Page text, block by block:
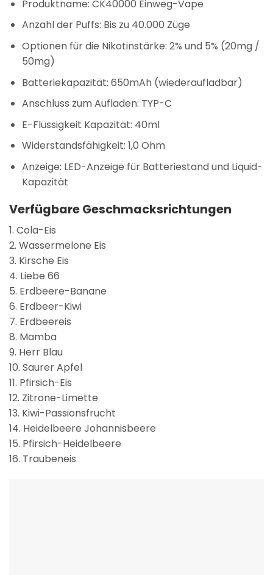
Produktname: CK40000 Einweg-Vape
Anzahl der Puffs: Bis zu 40.000 Züge
Optionen für die Nikotinstärke: 2% und 5% (20mg /
50mg)
Batteriekapazität: 650mAh (wiederaufladbar)
Anschluss zum Aufladen: TYP-C
E-Flüssigkeit Kapazität: 40ml
Widerstandsfähigkeit: 1,0 Ohm
Anzeige: LED-Anzeige für Batteriestand und Liquid-
Kapazität
Verfügbare Geschmacksrichtungen
1. Cola-Eis
2. Wassermelone Eis
3. Kirsche Eis
4. Liebe 66
5. Erdbeere-Banane
6. Erdbeer-Kiwi
7. Erdbeereis
8. Mamba
9. Herr Blau
10. Saurer Apfel
11. Pfirsich-Eis
12. Zitrone-Limette
13. Kiwi-Passionsfrucht
14. Heidelbeere Johannisbeere
15. Pfirsich-Heidelbeere
16. Traubeneis